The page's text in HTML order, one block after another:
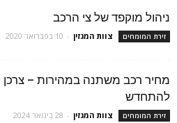
ניהול מוקפד של צי הרכב
זירת המומחים צוות המגזין - 10 בפברואר 2020
מחיר רכב משתנה במהירות – צרכן
להתחדש
זירת המומחים צוות המגזין - 28 בינואר 2024